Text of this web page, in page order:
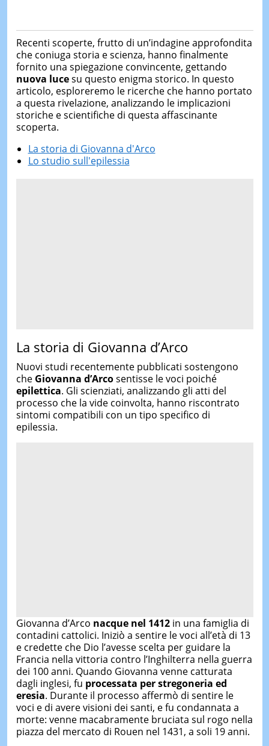
Recenti scoperte, frutto di un’indagine approfondita
che coniuga storia e scienza, hanno finalmente
fornito una spiegazione convincente, gettando
nuova lucesu questo enigma storico. In questo
articolo, esploreremo le ricerche che hanno portato
a questa rivelazione, analizzando le implicazioni
storiche e scientifiche di questa affascinante
scoperta.
La storia di Giovanna d'Arco
Lo studio sull'epilessia
La storia di Giovanna d’Arco
Nuovi studi recentemente pubblicati sostengono
che Giovanna d’Arcosentisse le voci poiché
epilettica. Gli scienziati, analizzando gli atti del
processo che la vide coinvolta, hanno riscontrato
sintomi compatibili con un tipo specifico di
epilessia.
Giovanna d’Arco nacque nel 1412in una famiglia di
contadini cattolici. Iniziò a sentire le voci all’età di 13
e credette che Dio l’avesse scelta per guidare la
Francia nella vittoria contro l’Inghilterra nella guerra
dei 100 anni. Quando Giovanna venne catturata
dagli inglesi, fu processata per stregoneria ed
eresia. Durante il processo affermò di sentire le
voci e di avere visioni dei santi, e fu condannata a
morte: venne macabramente bruciata sul rogo nella
piazza del mercato di Rouen nel 1431, a soli 19 anni.